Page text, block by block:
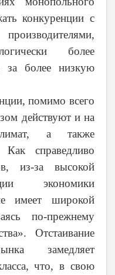
конкуренции с
более
за более низкую
помимо всего
действуют и на
а также
Как справедливо
из-за высокой
экономики
имеет широкой
по-прежнему
Отстаивание
замедляет
что, в свою